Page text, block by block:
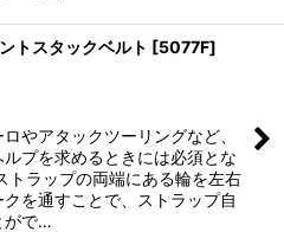
スタックベルト [5077F]
やアタックツーリングなど、
プを求めるときには必須とな
トラップの両端にある輪を左右
を通すことで、ストラップ自
がで…